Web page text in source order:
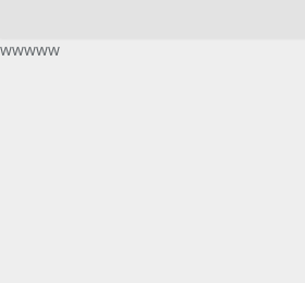
wwwww